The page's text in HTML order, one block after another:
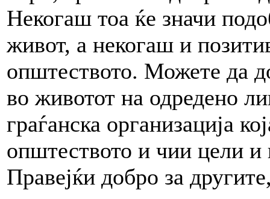
Некогаш тоа ќе значи
живот, а некогаш и
општеството. Можете да
во животот на одредено
граѓанска организација
општеството и чии цели и
Правејќи добро за